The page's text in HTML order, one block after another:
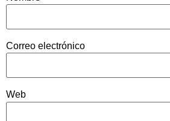
Correo electrónico
Web